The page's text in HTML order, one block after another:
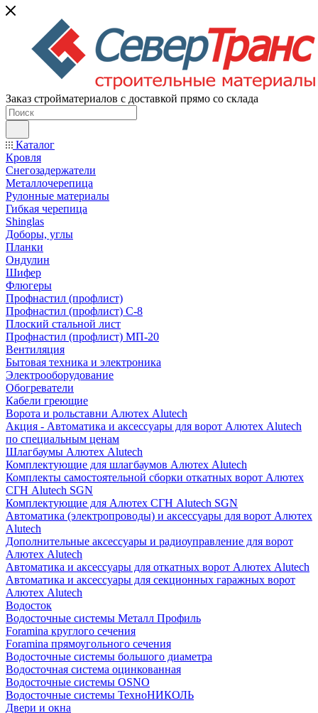
Заказ стройматериалов с доставкой прямо со склада
Каталог
Кровля
Снегозадержатели
Металлочерепица
Рулонные материалы
Гибкая черепица
Shinglas
Доборы, углы
Планки
Ондулин
Шифер
Флюгеры
Профнастил (профлист)
Профнастил (профлист) С-8
Плоский стальной лист
Профнастил (профлист) МП-20
Вентиляция
Бытовая техника и электроника
Электрооборудование
Обогреватели
Кабели греющие
Ворота и рольставни Алютех Alutech
Акция - Автоматика и аксессуары для ворот Алютех Alutech
по специальным ценам
Шлагбаумы Алютех Alutech
Комплектующие для шлагбаумов Алютех Alutech
Комплекты самостоятельной сборки откатных ворот Алютех
СГН Alutech SGN
Комплектующие для Алютех СГН Alutech SGN
Автоматика (электропроводы) и аксессуары для ворот Алютех
Alutech
Дополнительные аксессуары и радиоуправление для ворот
Алютех Alutech
Автоматика и аксессуары для откатных ворот Алютех Alutech
Автоматика и аксессуары для секционных гаражных ворот
Алютех Alutech
Водосток
Водосточные системы Металл Профиль
Foramina круглого сечения
Foramina прямоугольного сечения
Водосточные системы большого диаметра
Водосточная система оцинкованная
Водосточные системы OSNO
Водосточные системы ТехноНИКОЛЬ
Двери и окна